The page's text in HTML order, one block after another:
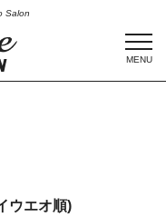
Salon
MENU
ウエオ順)